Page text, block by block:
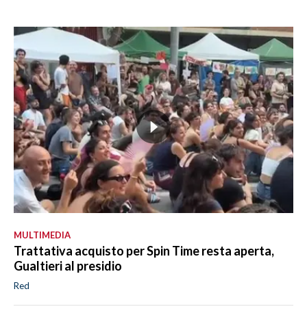
MULTIMEDIA
Trattativa acquisto per Spin Time resta aperta,
Gualtieri al presidio
Red